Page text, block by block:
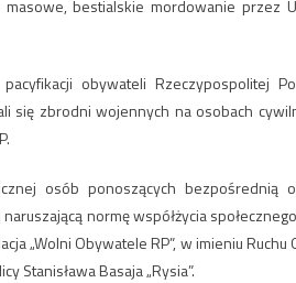
bestialskie mordowanie przez
obywateli Rzeczypospolitej
się zbrodni wojennych na osobach
osób ponoszących bezpośrednią
normę współżycia
„Wolni Obywatele RP”, w imieniu
Stanisława Basaja „Rysia”.